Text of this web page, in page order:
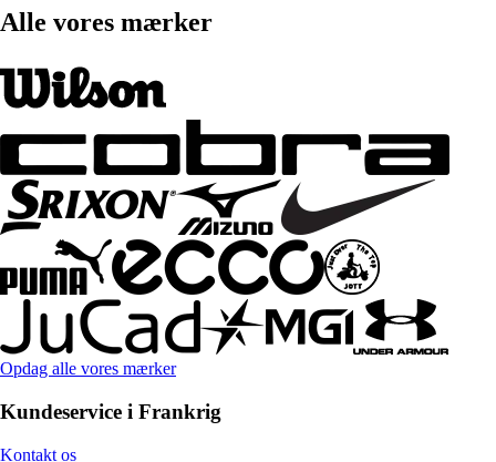
Alle vores mærker
Opdag alle vores mærker
Kundeservice i Frankrig
Kontakt os